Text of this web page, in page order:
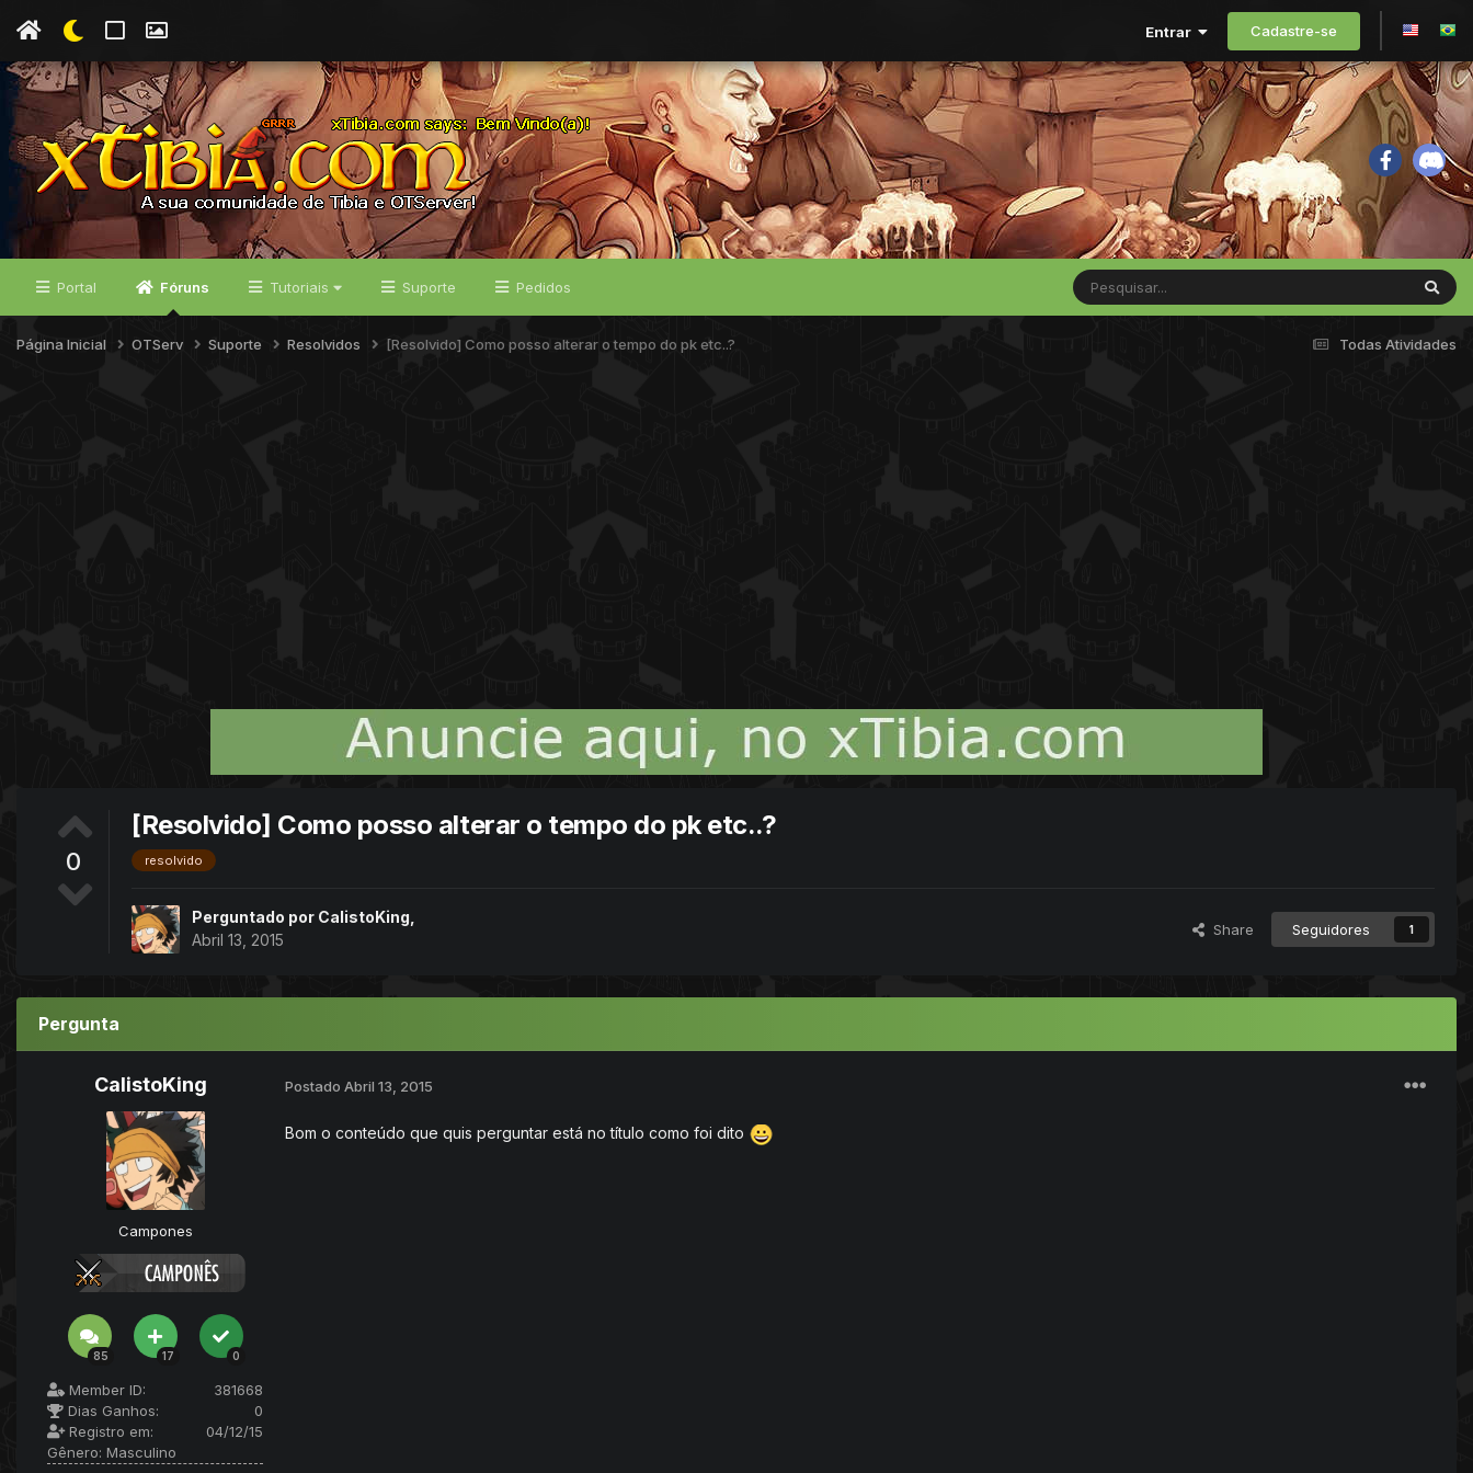
Entrar Cadastre-se
Portal Fóruns Tutoriais Suporte Pedidos
Todas Atividades
Página Inicial OTServ Suporte Resolvidos [Resolvido] Como posso alterar o tempo do pk etc..?
0
[Resolvido] Como posso alterar o tempo do pk etc..?
resolvido
Perguntado por CalistoKing
Abril 13, 2015
Share Seguidores 1
Pergunta
CalistoKing
Campones
85 17 0
Member ID:
381668
Dias Ganhos:
0
Registro em:
04/12/15
Gênero: Masculino
Postado Abril 13, 2015
Bom o conteúdo que quis perguntar está no título como foi dito